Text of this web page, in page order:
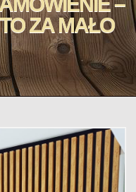
ZA MAŁO